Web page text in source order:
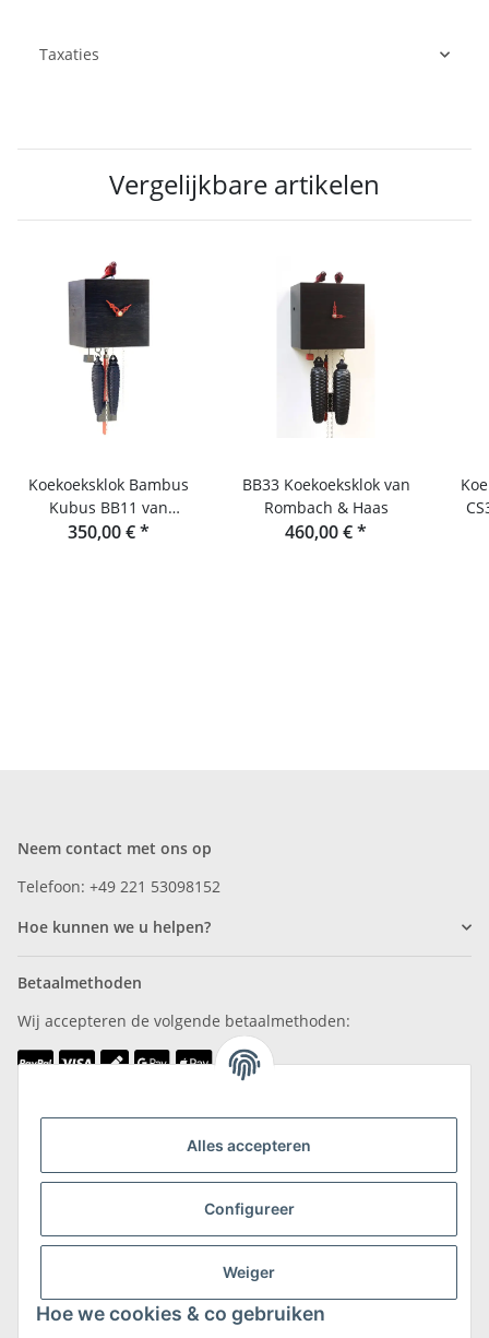
Alles accepteren
Configureer
Weiger
Hoe we cookies & co gebruiken
Taxaties
Vergelijkbare artikelen
Koekoeksklok Bambus
Kubus BB11 van
Rombach & Haas
350,00 €*
BB33 Koekoeksklok van
Rombach & Haas
460,00 €*
Neem contact met ons op
Telefoon: +49 221 53098152
Hoe kunnen we u helpen?
Betaalmethoden
Wij accepteren de volgende betaalmethoden:
Meer informatie over verzending en retourneren